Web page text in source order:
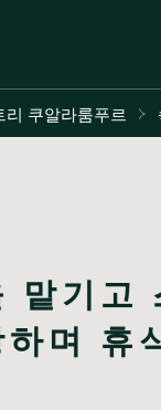
리 쿠알라룸푸르
맡기고
며 휴